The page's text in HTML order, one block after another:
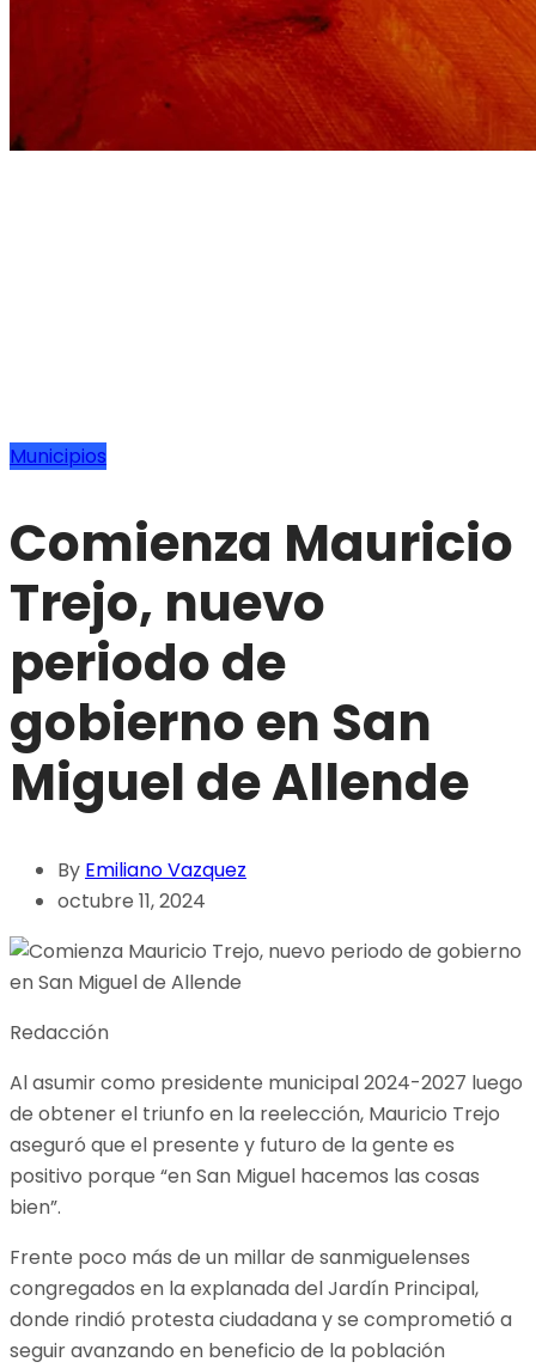
Municipios
Comienza Mauricio
Trejo, nuevo
periodo de
gobierno en San
Miguel de Allende
By Emiliano Vazquez
octubre 11, 2024
Redacción
Al asumir como presidente municipal 2024-2027 luego
de obtener el triunfo en la reelección, Mauricio Trejo
aseguró que el presente y futuro de la gente es
positivo porque “en San Miguel hacemos las cosas
bien”.
Frente poco más de un millar de sanmiguelenses
congregados en la explanada del Jardín Principal,
donde rindió protesta ciudadana y se comprometió a
seguir avanzando en beneficio de la población